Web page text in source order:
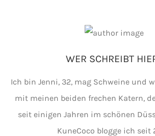
WER SCHREIBT
Ich bin Jenni, 32, mag Schweine und
mit meinen beiden frechen Katern,
seit einigen Jahren im schönen
KuneCoco blogge ich seit